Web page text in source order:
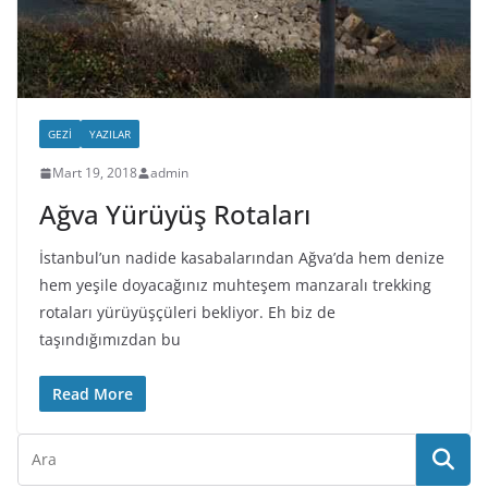
GEZI YAZILAR
Mart 19, 2018 admin
Ağva Yürüyüş Rotaları
İstanbul’un nadide kasabalarından Ağva’da hem denize
hem yeşile doyacağınız muhteşem manzaralı trekking
rotaları yürüyüşçüleri bekliyor. Eh biz de
taşındığımızdan bu
Read More